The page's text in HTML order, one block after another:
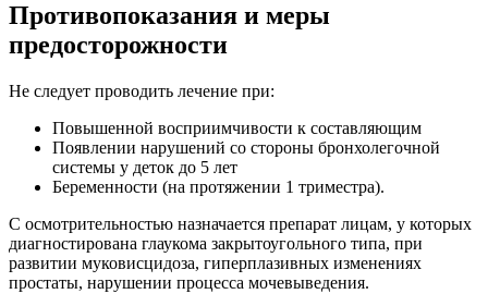
Противопоказания и меры
предосторожности
Не следует проводить лечение при:
Повышенной восприимчивости к составляющим
Появлении нарушений со стороны бронхолегочной
системы у деток до 5 лет
Беременности (на протяжении 1 триместра).
С осмотрительностью назначается препарат лицам, у которых
диагностирована глаукома закрытоугольного типа, при
развитии муковисцидоза, гиперплазивных изменениях
простаты, нарушении процесса мочевыведения.